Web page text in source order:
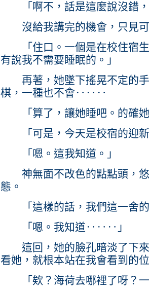
「啊不，話是這麼說沒錯
沒給我講完的機會，只見可
「住口。一個是在校住宿生
有說我不需要睡眠的。」
再著，她墜下搖晃不定的手
棋，一種也不會‥‥‥
「算了，讓她睡吧。的確她
「可是，今天是校宿的迎新
「嗯。這我知道。」
神無面不改色的點點頭，悠
態。
「這樣的話，我們這一舍的
「嗯。我知道‥‥‥」
這回，她的臉孔暗淡了下來
看她，就根本站在我會看到的
「欸？海荷去哪裡了呀？一